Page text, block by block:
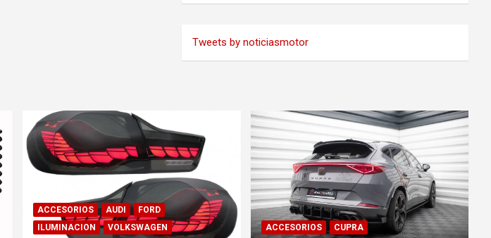
Tweets by noticiasmotor
ACCESORIOS AUDI
FORD
ILUMINACION
VOLKSWAGEN ACCESORIOS CUPRA